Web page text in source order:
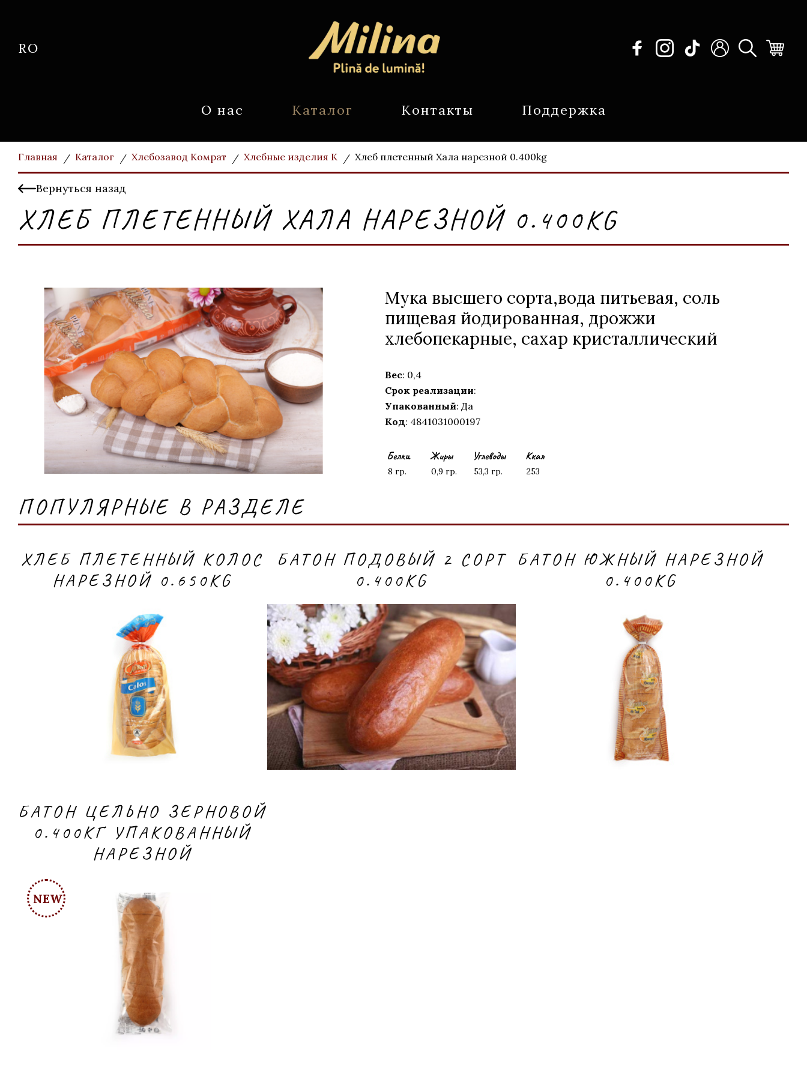
RO
О нас Каталог Контакты Поддержка
Главная Каталог Хлебозавод Комрат Хлебные изделия К Хлеб плетенный Хала нарезной 0.400kg
Вернуться назад
ХЛЕБ ПЛЕТЕННЫЙ ХАЛА НАРЕЗНОЙ 0.400KG
Мука высшего сорта,вода питьевая, соль
пищевая йодированная, дрожжи
хлебопекарные, сахар кристаллический
Вес: 0,4
Срок реализации:
Упакованный: Да
Код: 4841031000197
Белки Жиры Углеводы Ккал
8 гр. 0,9 гр. 53,3 гр. 253
ПОПУЛЯРНЫЕ В РАЗДЕЛЕ
ХЛЕБ ПЛЕТЕННЫЙ КОЛОС
НАРЕЗНОЙ 0.650KG
БАТОН ПОДОВЫЙ 2 CОРТ
0.400KG
БАТОН ЮЖНЫЙ НАРЕЗНОЙ
0.400KG
БАТОН ЦЕЛЬНО ЗЕРНОВОЙ
0.400КГ УПАКОВАННЫЙ
НАРЕЗНОЙ